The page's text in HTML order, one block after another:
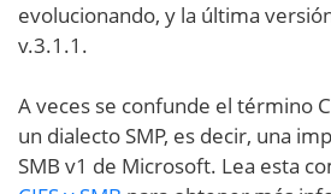
evolucionando, y la última
v.3.1.1.
A veces se confunde el término
un dialecto SMP, es decir, una
SMB v1 de Microsoft. Lea esta